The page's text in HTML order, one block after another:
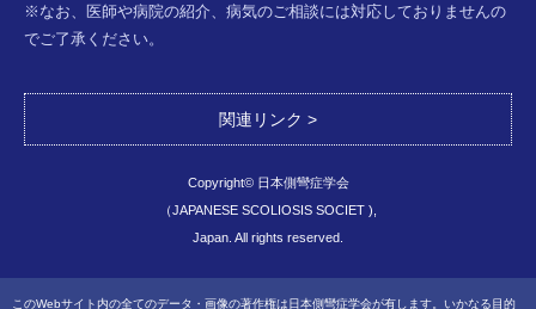
※なお、医師や病院の紹介、病気のご相談には対応しておりませんの
でご了承ください。
関連リンク
Copyright© 日本側彎症学会
（JAPANESE SCOLIOSIS SOCIET ),
Japan. All rights reserved.
このWebサイト内の全てのデータ・画像の著作権は日本側彎症学会が有します。いかなる目的